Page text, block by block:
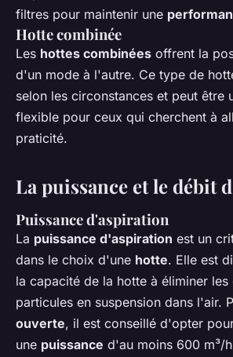
filtres pour maintenir une
Hotte combinée
Les hottes combinées offrent la
d'un mode à l'autre. Ce type de
selon les circonstances et peut être
flexible pour ceux qui cherchent à
praticité.
La puissance et le débit
Puissance d'aspiration
La puissance d'aspiration est un
dans le choix d'une hotte. Elle est
la capacité de la hotte à éliminer les
particules en suspension dans l'air.
ouverte, il est conseillé d'opter
une puissance d'au moins 600 m³/